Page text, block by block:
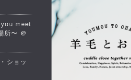
meet
所〜 ＠
ショッ